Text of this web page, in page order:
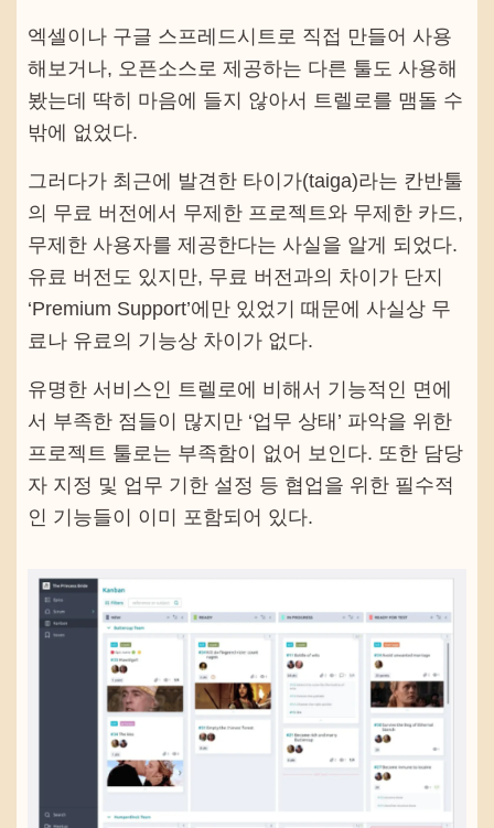
엑셀이나 구글 스프레드시트로 직접 만들어 사용
해보거나, 오픈소스로 제공하는 다른 툴도 사용해
봤는데 딱히 마음에 들지 않아서 트렐로를 맴돌 수
밖에 없었다.
그러다가 최근에 발견한 타이가(taiga)라는 칸반툴
의 무료 버전에서 무제한 프로젝트와 무제한 카드,
무제한 사용자를 제공한다는 사실을 알게 되었다.
유료 버전도 있지만, 무료 버전과의 차이가 단지
‘Premium Support’에만 있었기 때문에 사실상 무
료나 유료의 기능상 차이가 없다.
유명한 서비스인 트렐로에 비해서 기능적인 면에
서 부족한 점들이 많지만 ‘업무 상태’ 파악을 위한
프로젝트 툴로는 부족함이 없어 보인다. 또한 담당
자 지정 및 업무 기한 설정 등 협업을 위한 필수적
인 기능들이 이미 포함되어 있다.